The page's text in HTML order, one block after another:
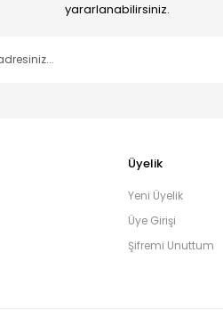
yararlanabilirsiniz.
Üyelik
Yeni Üyelik
Üye Girişi
Şifremi Unuttum